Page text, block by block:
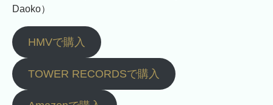
Daoko）
HMVで購入
TOWER RECORDSで購入